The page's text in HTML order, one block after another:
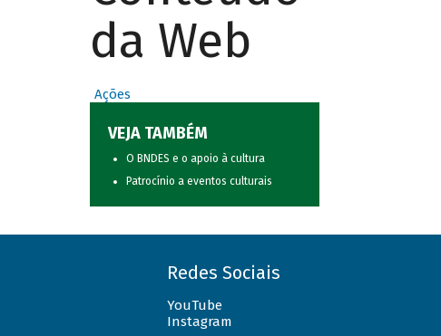
da Web
Ações
VEJA TAMBÉM
O BNDES e o apoio à cultura
Patrocínio a eventos culturais
Redes Sociais
YouTube
Instagram